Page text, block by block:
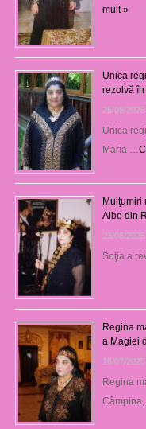
mult »
Unica
rezolvă
25/09/2025
Unica
Maria …
Mulţumiri
Albe din
23/08/2025
Soţia a
Regina
a Magiei
16/07/2025
Regina
Câmpina,